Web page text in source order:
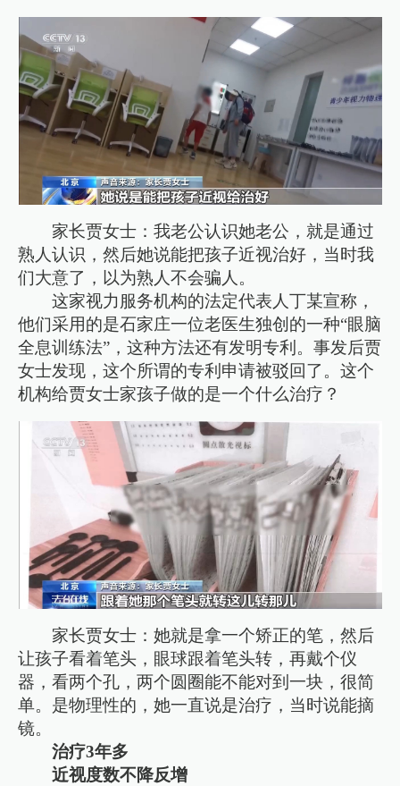
家长贾女士：我老公认识她老公，就是通过
熟人认识，然后她说能把孩子近视治好，当时我
们大意了，以为熟人不会骗人。
这家视力服务机构的法定代表人丁某宣称，
他们采用的是石家庄一位老医生独创的一种“眼脑
全息训练法”，这种方法还有发明专利。事发后贾
女士发现，这个所谓的专利申请被驳回了。这个
机构给贾女士家孩子做的是一个什么治疗？
家长贾女士：她就是拿一个矫正的笔，然后
让孩子看着笔头，眼球跟着笔头转，再戴个仪
器，看两个孔，两个圆圈能不能对到一块，很简
单。是物理性的，她一直说是治疗，当时说能摘
镜。
治疗3年多
近视度数不降反增